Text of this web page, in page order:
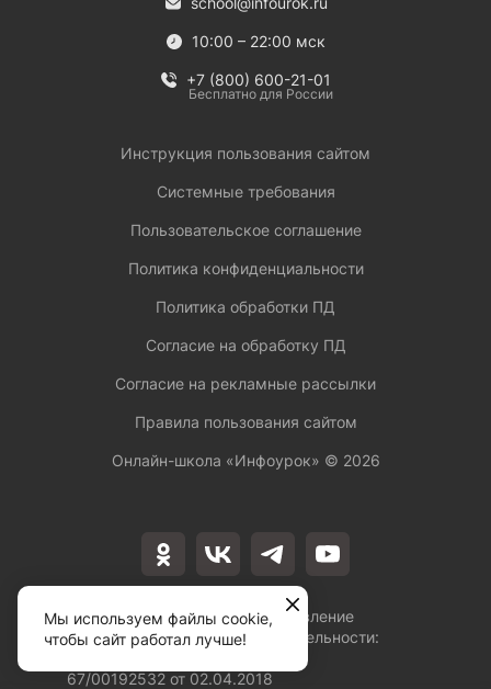
Лицензия на осуществление
образовательной деятельности:
67/00192532 от 02.04.2018
10:00 – 22:00 мск
+7 (800) 600-21-01
Бесплатно для России
Инструкция пользования сайтом
Системные требования
Пользовательское соглашение
Политика конфиденциальности
Политика обработки ПД
Согласие на обработку ПД
Согласие на рекламные рассылки
Правила пользования сайтом
Онлайн-школа «Инфоурок» © 2026
Мы используем файлы cookie,
чтобы сайт работал лучше!